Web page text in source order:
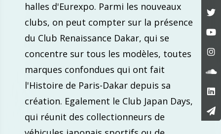
halles d'Eurexpo. Parmi les nouveaux
clubs, on peut compter sur la présence
du Club Renaissance Dakar, qui se
concentre sur tous les modèles, toutes
marques confondues qui ont fait
l'Histoire de Paris-Dakar depuis sa
création. Egalement le Club Japan Days,
qui réunit des collectionneurs de